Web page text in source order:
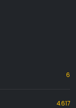
6
4.617